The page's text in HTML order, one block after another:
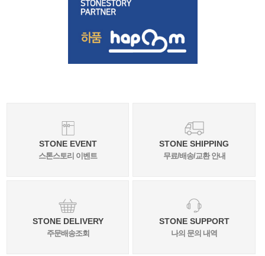
STONE EVENT
스톤스토리 이벤트
STONE SHIPPING
무료/배송/교환 안내
STONE DELIVERY
주문배송조회
STONE SUPPORT
나의 문의 내역